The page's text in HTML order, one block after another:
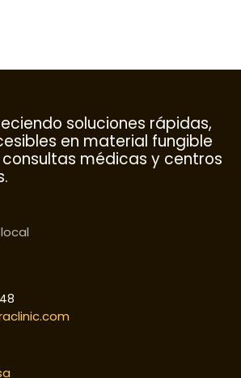
soluciones rápidas,
en material fungible
médicas y centros